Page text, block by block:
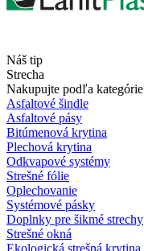
Náš tip
Strecha
Nakupujte podľa kategórie
Asfaltové šindle
Asfaltové pásy
Bitúmenová krytina
Plechová krytina
Odkvapové systémy
Strešné fólie
Oplechovanie
Systémové pásky
Doplnky pre šikmé strechy
Strešné okná
Ekologická strešná krytina